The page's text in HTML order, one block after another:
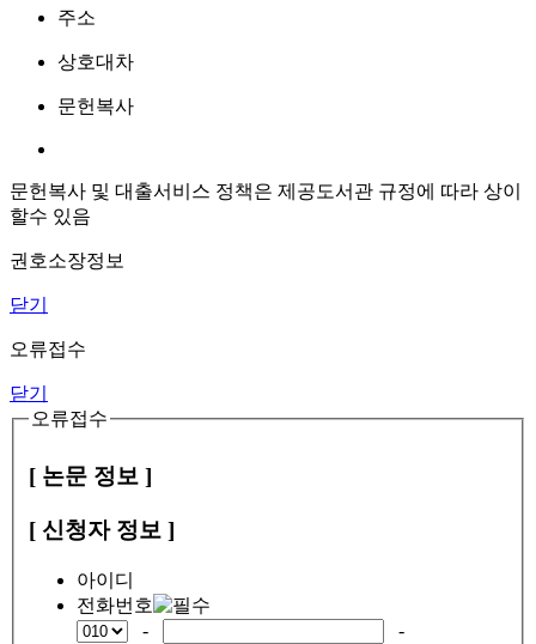
주소
상호대차
문헌복사
문헌복사 및 대출서비스 정책은 제공도서관 규정에 따라 상이
할수 있음
권호소장정보
닫기
오류접수
닫기
오류접수
[ 논문 정보 ]
[ 신청자 정보 ]
아이디
전화번호
-
-